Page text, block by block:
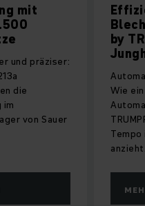
mit
und präziser:
die
im
von Sauer
by
Wie